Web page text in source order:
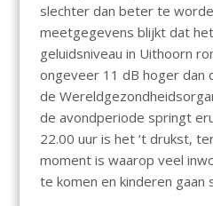
slechter dan beter te
meetgegevens blijkt dat
geluidsniveau in Uithoorn
ongeveer 11 dB hoger dan
de
de avondperiode springt
22.00 uur is het ‘t drukst,
moment is waarop veel
te komen en kinderen gaan